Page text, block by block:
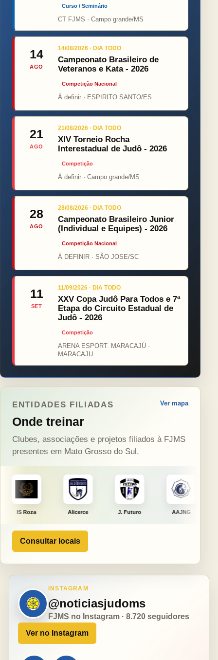
Curso / Seminário
CT FJMS · Campo grande/MS
14
AGO
14/08/2026 · DIA TODO
Campeonato Brasileiro de
Veteranos e Kata - 2026
Competição Nacional
Á definir · ESPIRITO SANTO/ES
21
AGO
21/08/2026 · DIA TODO
XIV Torneio Rocha
Interestadual de Judô - 2026
Competição
Á definir · Campo grande/MS
28
AGO
28/08/2026 · DIA TODO
Campeonato Brasileiro Junior
(Individual e Equipes) - 2026
Competição Nacional
À DEFINIR · SÃO JOSE/SC
11
SET
11/09/2026 · DIA TODO
XXV Copa Judô Para Todos e 7ª
Etapa do Circuito Estadual de
Judô - 2026
Competição
ARENA ESPORT. MARACAJÚ ·
MARACAJU
ENTIDADES FILIADAS
Onde treinar
Ver mapa
Clubes, associações e projetos filiados à FJMS
presentes em Mato Grosso do Sul.
Alicerce J. Futuro AAJNG TSURU
Consultar locais
INSTAGRAM
@noticiasjudoms
FJMS no Instagram · 8.720 seguidores
Ver no Instagram